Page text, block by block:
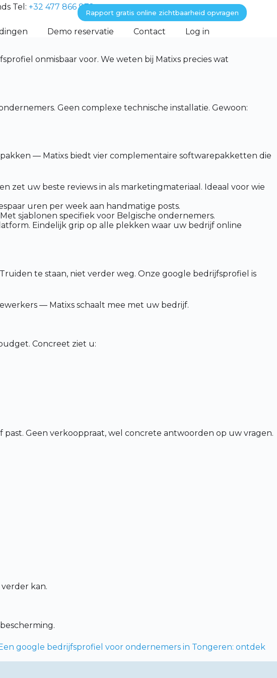
Tel: +32 477 866 872
Rapport gratis online zichtbaarheid opvragen
Demo reservatie Contact
Log in
onmisbaar voor. We weten bij Matixs precies wat
Geen complexe technische installatie. Gewoon:
— Matixs biedt vier complementaire softwarepakketten die
zet uw beste reviews in als marketingmateriaal. Ideaal voor wie
uren per week aan handmatige posts.
sjablonen specifiek voor Belgische ondernemers.
Eindelijk grip op alle plekken waar uw bedrijf online
te staan, niet verder weg. Onze google bedrijfsprofiel is
— Matixs schaalt mee met uw bedrijf.
Concreet ziet u:
Geen verkooppraat, wel concrete antwoorden op uw vragen.
kan.
google bedrijfsprofiel voor ondernemers in Tongeren: ontdek